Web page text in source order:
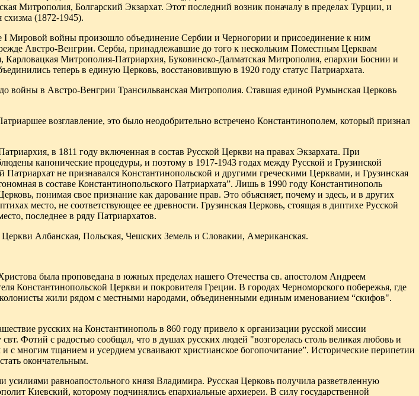
Митрополия, Болгарский Экзархат. Этот последний возник поначалу в пределах Турции, и
схизма (1872-1945).
I Мировой войны произошло объединение Сербии и Черногории и присоединение к ним
Австро-Венгрии. Сербы, принадлежавшие до того к нескольким Поместным Церквам
Карловацкая Митрополия-Патриархия, Буковинско-Далматская Митрополия, епархии Боснии и
теперь в единую Церковь, восстановившую в 1920 году статус Патриархата.
войны в Австро-Венгрии Трансильванская Митрополия. Ставшая единой Румынская Церковь
возглавление, это было неодобрительно встречено Константинополем, который признал
в 1811 году включенная в состав Русской Церкви на правах Экзархата. При
канонические процедуры, и поэтому в 1917-1943 годах между Русской и Грузинской
не признавался Константинопольской и другими греческими Церквами, и Грузинская
в составе Константинопольского Патриархата”. Лишь в 1990 году Константинополь
понимая свое признание как дарование прав. Это объясняет, почему и здесь, и в других
место, не соответствующее ее древности. Грузинская Церковь, стоящая в диптихе Русской
последнее в ряду Патриархатов.
Албанская, Польская, Чешских Земель и Словакии, Американская.
была проповедана в южных пределах нашего Отечества св. апостолом Андреем
Константинопольской Церкви и покровителя Греции. В городах Черноморского побережья, где
жили рядом с местными народами, объединенными единым именованием “скифов".
русских на Константинополь в 860 году привело к организации русской миссии
Фотий с радостью сообщал, что в душах русских людей "возгорелась столь великая любовь и
с многим тщанием и усердием усваивают христианское богопочитание”. Исторические перипетии
окончательным.
усилиями равноапостольного князя Владимира. Русская Церковь получила разветвленную
Киевский, которому подчинялись епархиальные архиереи. В силу государственной